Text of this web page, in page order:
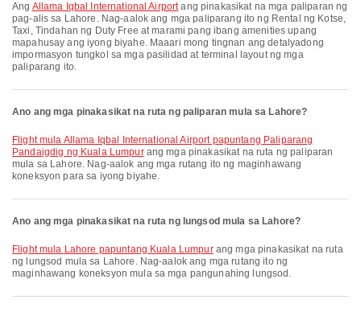
Ang Allama Iqbal International Airportang pinakasikat na mga paliparan ng
pag-alis sa Lahore. Nag-aalok ang mga paliparang ito ng Rental ng Kotse,
Taxi, Tindahan ng Duty Free at marami pang ibang amenities upang
mapahusay ang iyong biyahe. Maaari mong tingnan ang detalyadong
impormasyon tungkol sa mga pasilidad at terminal layout ng mga
paliparang ito.
Ano ang mga pinakasikat na ruta ng paliparan mula sa Lahore?
flight mula Allama Iqbal International Airport papuntang Paliparang
Pandaigdig ng Kuala Lumpurang mga pinakasikat na ruta ng paliparan
mula sa Lahore. Nag-aalok ang mga rutang ito ng maginhawang
koneksyon para sa iyong biyahe.
Ano ang mga pinakasikat na ruta ng lungsod mula sa Lahore?
flight mula Lahore papuntang Kuala Lumpurang mga pinakasikat na ruta
ng lungsod mula sa Lahore. Nag-aalok ang mga rutang ito ng
maginhawang koneksyon mula sa mga pangunahing lungsod.